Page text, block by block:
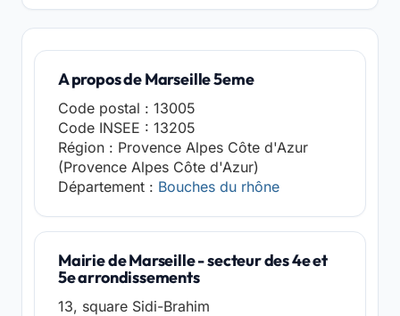
A propos de Marseille 5eme
Code postal : 13005
Code INSEE : 13205
Région : Provence Alpes Côte d'Azur
(Provence Alpes Côte d'Azur)
Département : Bouches du rhône
Mairie de Marseille - secteur des 4e et
5e arrondissements
13, square Sidi-Brahim